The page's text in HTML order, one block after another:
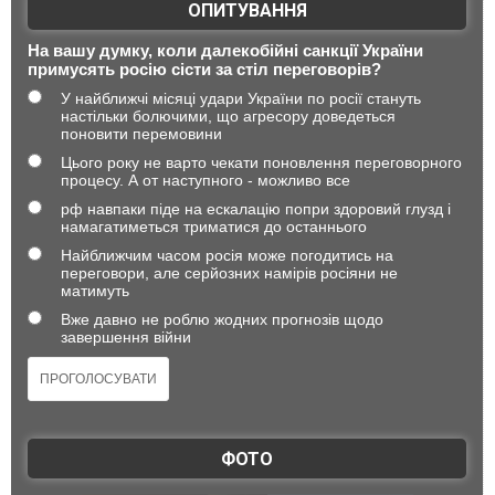
ОПИТУВАННЯ
На вашу думку, коли далекобійні санкції України
примусять росію сісти за стіл переговорів?
У найближчі місяці удари України по росії стануть
настільки болючими, що агресору доведеться
поновити перемовини
Цього року не варто чекати поновлення переговорного
процесу. А от наступного - можливо все
рф навпаки піде на ескалацію попри здоровий глузд і
намагатиметься триматися до останнього
Найближчим часом росія може погодитись на
переговори, але серйозних намірів росіяни не
матимуть
Вже давно не роблю жодних прогнозів щодо
завершення війни
ФОТО